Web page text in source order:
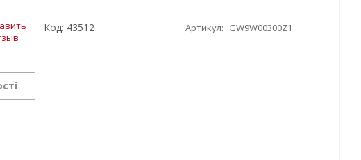
Код: 43512 Артикул: GW9W00300Z1